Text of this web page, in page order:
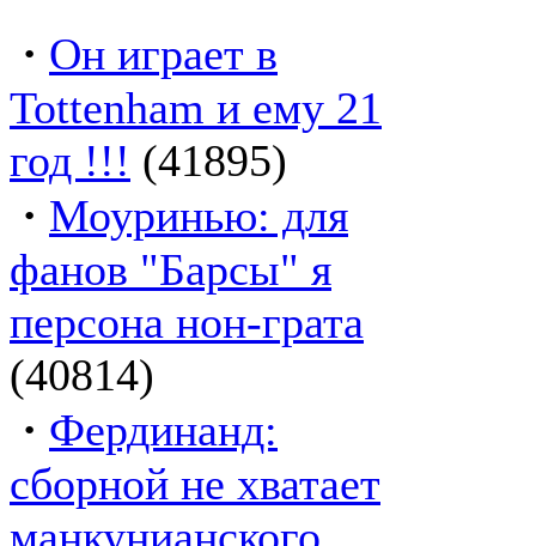
· Он играет в
Tottenham и ему 21
год !!! (41895)
· Моуринью: для
фанов "Барсы" я
персона нон-грата
(40814)
· Фердинанд:
сборной не хватает